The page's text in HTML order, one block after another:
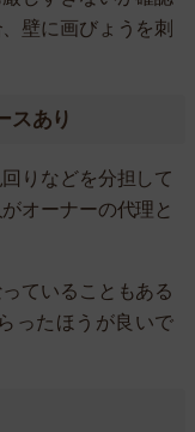
壁に画びょうを刺
スあり
りなどを分担して
オーナーの代理と
ていることもある
ったほうが良いで